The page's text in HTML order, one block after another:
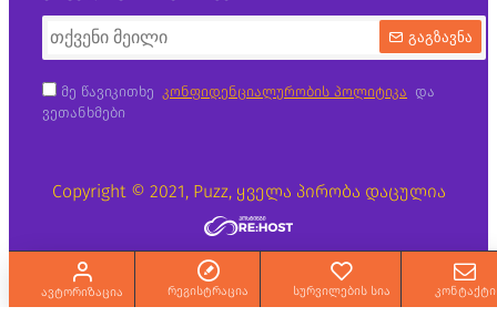
გაგზავნა
მე წავიკითხე კონფიდენციალურობის პოლიტიკა და
ვეთანხმები
Copyright © 2021, Puzz, ყველა პირობა დაცულია
ავტორიზაცია რეგისტრაცია სურვილების სია კონტაქტი